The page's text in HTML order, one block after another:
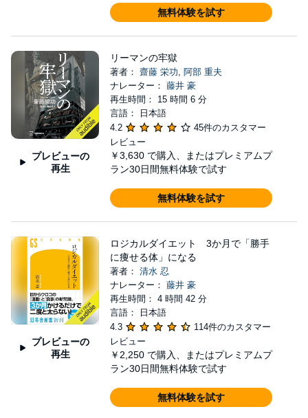
無料体験を試す
プレビューの
再生
リーマンの牢獄
著者： 齋藤 栄功, 阿部 重夫
ナレーター： 藤井 豪
再生時間： 15 時間 6 分
言語： 日本語
4.2
45件のカスタマー
レビュー
￥3,630 で購入、またはプレミアムプ
ラン30日間無料体験で試す
無料体験を試す
プレビューの
再生
ロジカルダイエット 3か月で「勝手
に痩せる体」になる
著者： 清水 忍
ナレーター： 藤井 豪
再生時間： 4 時間 42 分
言語： 日本語
4.3
114件のカスタマー
レビュー
￥2,250 で購入、またはプレミアムプ
ラン30日間無料体験で試す
無料体験を試す